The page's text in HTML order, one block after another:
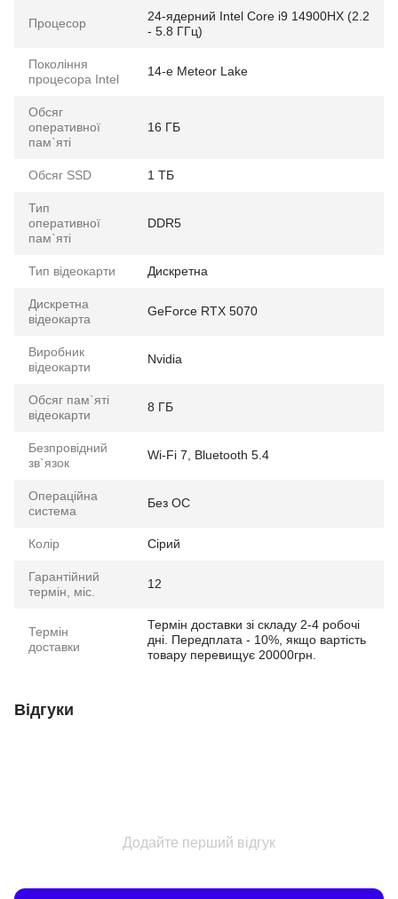
Процесор
24-ядерний Intel Core i9 14900HX (2.2
- 5.8 ГГц)
Покоління
процесора Intel
14-e Meteor Lake
Обсяг
оперативної
пам`яті
16 ГБ
Обсяг SSD 1 ТБ
Тип
оперативної
пам`яті
DDR5
Тип відеокарти Дискретна
Дискретна
відеокарта
GeForce RTX 5070
Виробник
відеокарти
Nvidia
Обсяг пам`яті
відеокарти
8 ГБ
Безпровідний
зв`язок
Wi-Fi 7, Bluetooth 5.4
Операційна
система
Без ОС
Колір Сірий
Гарантійний
термін, міс.
12
Термін
доставки
Термін доставки зі складу 2-4 робочі
дні. Передплата - 10%, якщо вартість
товару перевищує 20000грн.
Відгуки
Додайте перший відгук